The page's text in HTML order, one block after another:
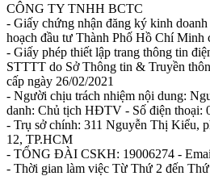
CÔNG TY TNHH BCTC
- Giấy chứng nhận đăng ký kinh
hoạch đầu tư Thành Phố Hồ Chí Minh
- Giấy phép thiết lập trang thông tin
STTTT do Sở Thông tin & Truyền
cấp ngày 26/02/2021
- Người chịu trách nhiệm nội dung:
danh: Chủ tịch HĐTV - Số điện thoại:
- Trụ sở chính: 311 Nguyễn Thị Kiểu,
12, TP.HCM
- TỔNG ĐÀI CSKH: 19006274 -
- Thời gian làm việc Từ Thứ 2 đến